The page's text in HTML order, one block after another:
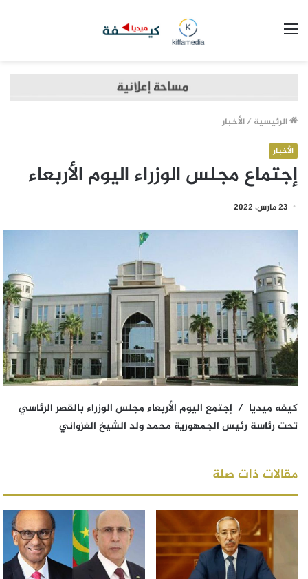
الرئيسية /الأخبار
الأخبار
إجتماع مجلس الوزراء اليوم الأربعاء
23 مارس، 2022
كيفه ميديا / إجتمع اليوم الأربعاء مجلس الوزراء بالقصر الرئاسي
تحت رئاسة رئيس الجمهورية محمد ولد الشيخ الغزواني
مقالات ذات صلة